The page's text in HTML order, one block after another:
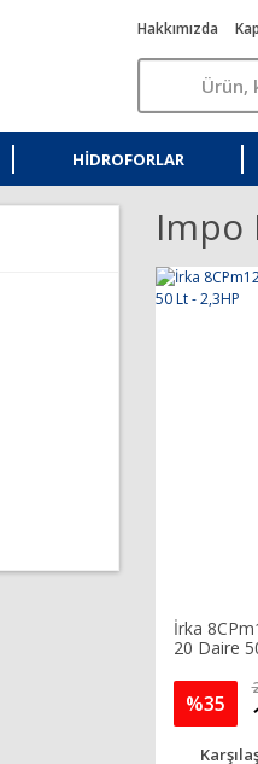
Hakkımızda
HIDROFORLAR
Impo
İrka
20 Daire
%35